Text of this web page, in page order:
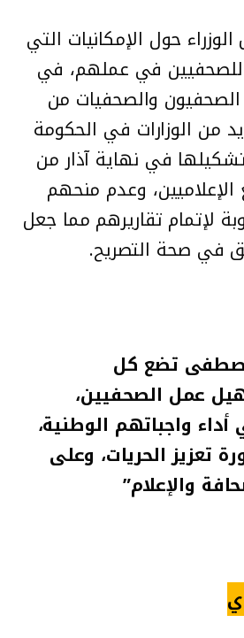
حول الإمكانيات التي
للصحفيين في عملهم، في
والصحفيات من
من الوزارات في الحكومة
تشكيلها في نهاية آذار من
الإعلاميين، وعدم منحهم
لإتمام تقاريرهم مما جعل
في صحة التصريح.
تضع كل
عمل الصحفيين،
واجباتهم الوطنية،
تعزيز الحريات، وعلى
والإعلام”